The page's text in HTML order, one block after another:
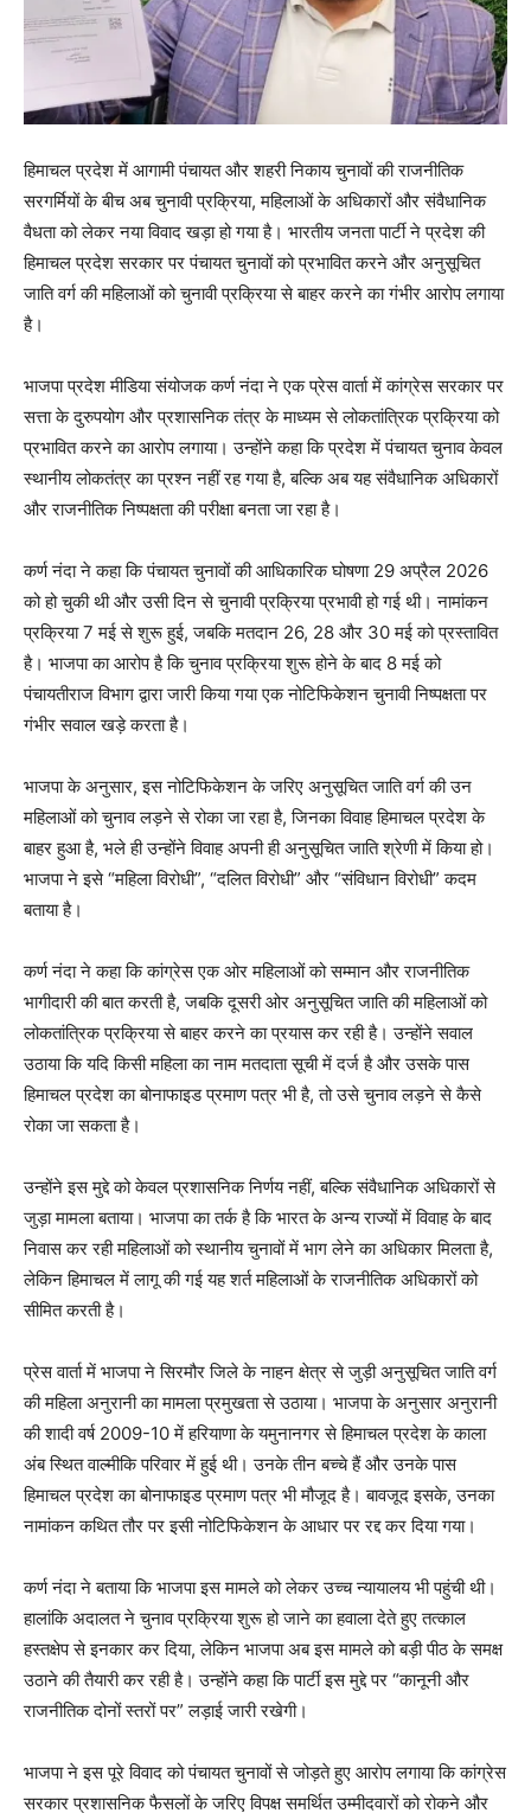
हिमाचल प्रदेश में आगामी पंचायत और शहरी निकाय चुनावों की राजनीतिक
सरगर्मियों के बीच अब चुनावी प्रक्रिया, महिलाओं के अधिकारों और संवैधानिक
वैधता को लेकर नया विवाद खड़ा हो गया है। भारतीय जनता पार्टी ने प्रदेश की
हिमाचल प्रदेश सरकार पर पंचायत चुनावों को प्रभावित करने और अनुसूचित
जाति वर्ग की महिलाओं को चुनावी प्रक्रिया से बाहर करने का गंभीर आरोप लगाया
है।
भाजपा प्रदेश मीडिया संयोजक कर्ण नंदा ने एक प्रेस वार्ता में कांग्रेस सरकार पर
सत्ता के दुरुपयोग और प्रशासनिक तंत्र के माध्यम से लोकतांत्रिक प्रक्रिया को
प्रभावित करने का आरोप लगाया। उन्होंने कहा कि प्रदेश में पंचायत चुनाव केवल
स्थानीय लोकतंत्र का प्रश्न नहीं रह गया है, बल्कि अब यह संवैधानिक अधिकारों
और राजनीतिक निष्पक्षता की परीक्षा बनता जा रहा है।
कर्ण नंदा ने कहा कि पंचायत चुनावों की आधिकारिक घोषणा 29 अप्रैल 2026
को हो चुकी थी और उसी दिन से चुनावी प्रक्रिया प्रभावी हो गई थी। नामांकन
प्रक्रिया 7 मई से शुरू हुई, जबकि मतदान 26, 28 और 30 मई को प्रस्तावित
है। भाजपा का आरोप है कि चुनाव प्रक्रिया शुरू होने के बाद 8 मई को
पंचायतीराज विभाग द्वारा जारी किया गया एक नोटिफिकेशन चुनावी निष्पक्षता पर
गंभीर सवाल खड़े करता है।
भाजपा के अनुसार, इस नोटिफिकेशन के जरिए अनुसूचित जाति वर्ग की उन
महिलाओं को चुनाव लड़ने से रोका जा रहा है, जिनका विवाह हिमाचल प्रदेश के
बाहर हुआ है, भले ही उन्होंने विवाह अपनी ही अनुसूचित जाति श्रेणी में किया हो।
भाजपा ने इसे “महिला विरोधी”, “दलित विरोधी” और “संविधान विरोधी” कदम
बताया है।
कर्ण नंदा ने कहा कि कांग्रेस एक ओर महिलाओं को सम्मान और राजनीतिक
भागीदारी की बात करती है, जबकि दूसरी ओर अनुसूचित जाति की महिलाओं को
लोकतांत्रिक प्रक्रिया से बाहर करने का प्रयास कर रही है। उन्होंने सवाल
उठाया कि यदि किसी महिला का नाम मतदाता सूची में दर्ज है और उसके पास
हिमाचल प्रदेश का बोनाफाइड प्रमाण पत्र भी है, तो उसे चुनाव लड़ने से कैसे
रोका जा सकता है।
उन्होंने इस मुद्दे को केवल प्रशासनिक निर्णय नहीं, बल्कि संवैधानिक अधिकारों से
जुड़ा मामला बताया। भाजपा का तर्क है कि भारत के अन्य राज्यों में विवाह के बाद
निवास कर रही महिलाओं को स्थानीय चुनावों में भाग लेने का अधिकार मिलता है,
लेकिन हिमाचल में लागू की गई यह शर्त महिलाओं के राजनीतिक अधिकारों को
सीमित करती है।
प्रेस वार्ता में भाजपा ने सिरमौर जिले के नाहन क्षेत्र से जुड़ी अनुसूचित जाति वर्ग
की महिला अनुरानी का मामला प्रमुखता से उठाया। भाजपा के अनुसार अनुरानी
की शादी वर्ष 2009-10 में हरियाणा के यमुनानगर से हिमाचल प्रदेश के काला
अंब स्थित वाल्मीकि परिवार में हुई थी। उनके तीन बच्चे हैं और उनके पास
हिमाचल प्रदेश का बोनाफाइड प्रमाण पत्र भी मौजूद है। बावजूद इसके, उनका
नामांकन कथित तौर पर इसी नोटिफिकेशन के आधार पर रद्द कर दिया गया।
कर्ण नंदा ने बताया कि भाजपा इस मामले को लेकर उच्च न्यायालय भी पहुंची थी।
हालांकि अदालत ने चुनाव प्रक्रिया शुरू हो जाने का हवाला देते हुए तत्काल
हस्तक्षेप से इनकार कर दिया, लेकिन भाजपा अब इस मामले को बड़ी पीठ के समक्ष
उठाने की तैयारी कर रही है। उन्होंने कहा कि पार्टी इस मुद्दे पर “कानूनी और
राजनीतिक दोनों स्तरों पर” लड़ाई जारी रखेगी।
भाजपा ने इस पूरे विवाद को पंचायत चुनावों से जोड़ते हुए आरोप लगाया कि कांग्रेस
सरकार प्रशासनिक फैसलों के जरिए विपक्ष समर्थित उम्मीदवारों को रोकने और